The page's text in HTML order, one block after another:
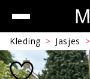
Kleding Jasjes